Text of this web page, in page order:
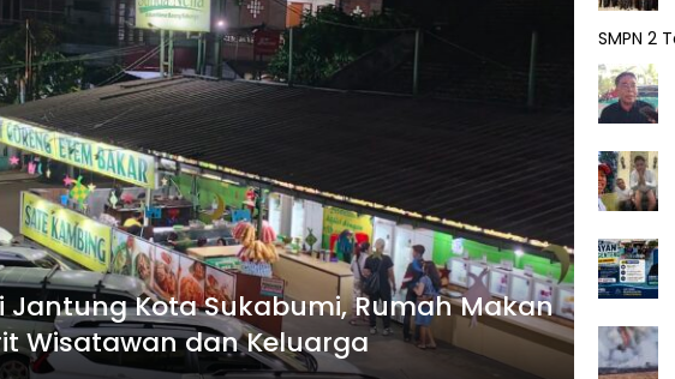
Jantung Kota Sukabumi, Rumah Makan
Wisatawan dan Keluarga
SMPN 2